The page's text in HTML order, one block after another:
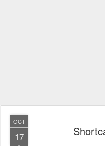
OCT
17